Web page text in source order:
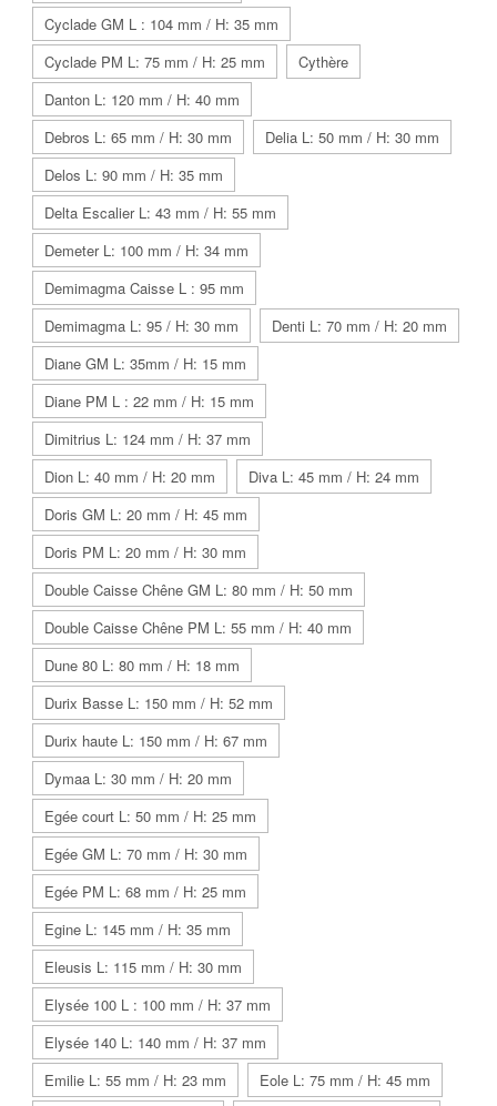
Cyclade GM L : 104 mm / H: 35 mm
Cyclade PM L: 75 mm / H: 25 mm
Cythère
Danton L: 120 mm / H: 40 mm
Debros L: 65 mm / H: 30 mm
Delia L: 50 mm / H: 30 mm
Delos L: 90 mm / H: 35 mm
Delta Escalier L: 43 mm / H: 55 mm
Demeter L: 100 mm / H: 34 mm
Demimagma Caisse L : 95 mm
Demimagma L: 95 / H: 30 mm
Denti L: 70 mm / H: 20 mm
Diane GM L: 35mm / H: 15 mm
Diane PM L : 22 mm / H: 15 mm
Dimitrius L: 124 mm / H: 37 mm
Dion L: 40 mm / H: 20 mm
Diva L: 45 mm / H: 24 mm
Doris GM L: 20 mm / H: 45 mm
Doris PM L: 20 mm / H: 30 mm
Double Caisse Chêne GM L: 80 mm / H: 50 mm
Double Caisse Chêne PM L: 55 mm / H: 40 mm
Dune 80 L: 80 mm / H: 18 mm
Durix Basse L: 150 mm / H: 52 mm
Durix haute L: 150 mm / H: 67 mm
Dymaa L: 30 mm / H: 20 mm
Egée court L: 50 mm / H: 25 mm
Egée GM L: 70 mm / H: 30 mm
Egée PM L: 68 mm / H: 25 mm
Egine L: 145 mm / H: 35 mm
Eleusis L: 115 mm / H: 30 mm
Elysée 100 L : 100 mm / H: 37 mm
Elysée 140 L: 140 mm / H: 37 mm
Emilie L: 55 mm / H: 23 mm
Eole L: 75 mm / H: 45 mm